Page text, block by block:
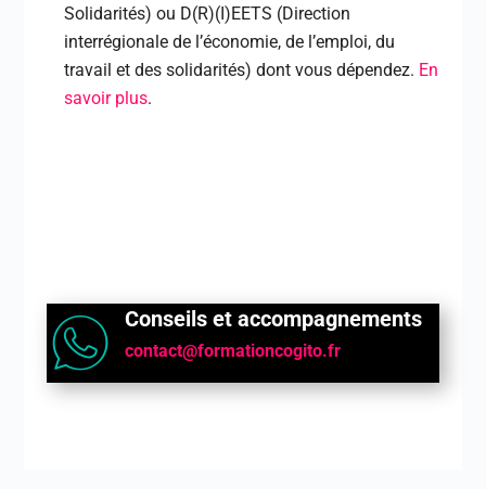
Solidarités) ou D(R)(I)EETS (Direction
interrégionale de l’économie, de l’emploi, du
travail et des solidarités) dont vous dépendez. En
savoir plus.
Conseils et accompagnements
contact@formationcogito.fr